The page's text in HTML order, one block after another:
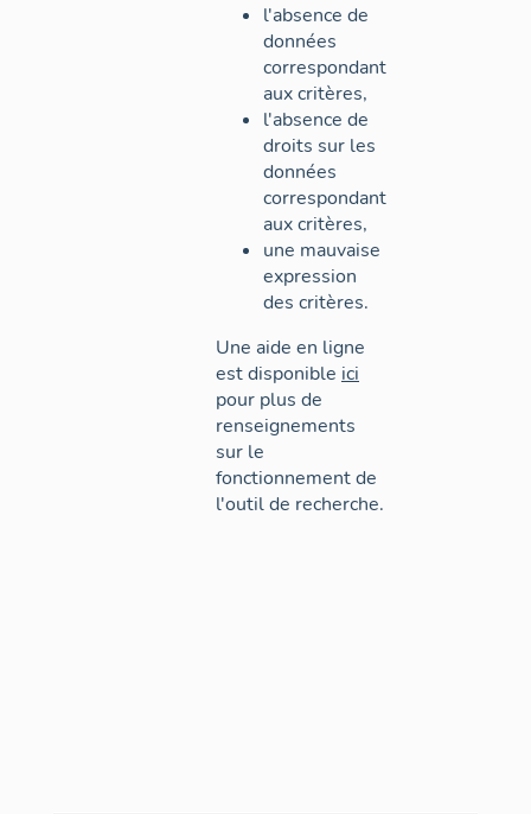
l'absence de
données
correspondant
aux critères,
l'absence de
droits sur les
données
correspondant
aux critères,
une mauvaise
expression
des critères.
Une aide en ligne
est disponible ici
pour plus de
renseignements
sur le
fonctionnement de
l'outil de recherche.